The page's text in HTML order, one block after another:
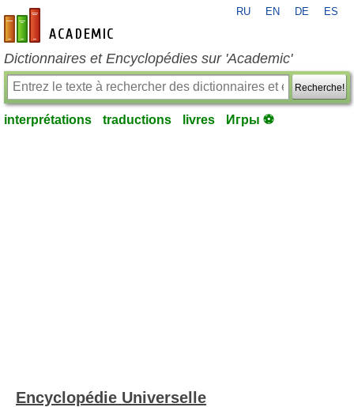
fr-academic.com
RU EN DE ES
Dictionnaires et Encyclopédies sur 'Academic'
Recherche!
interprétations traductions livres Игры ⚽
Encyclopédie Universelle